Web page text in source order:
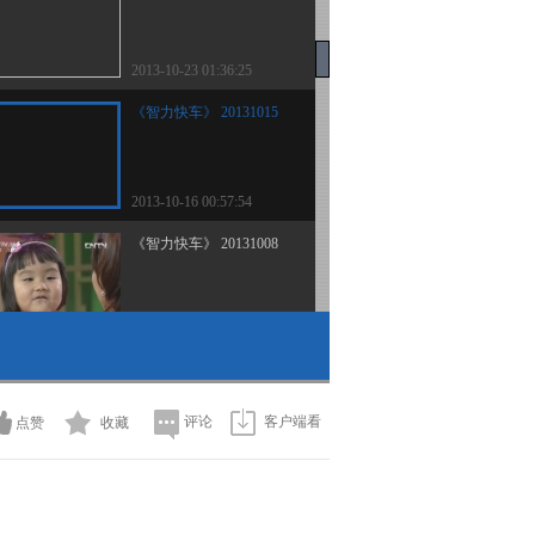
2013-10-23 01:36:25
《智力快车》 20131015
2013-10-16 00:57:54
《智力快车》 20131008
2013-10-01 07:37:52
点赞 收藏 评论 客户端看